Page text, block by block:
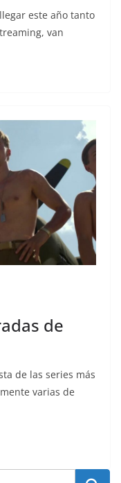
este año tanto
van
de
de las series más
varias de